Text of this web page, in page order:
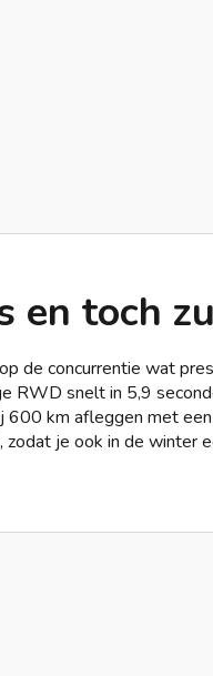
en toch
de concurrentie wat
RWD snelt in 5,9
600 km afleggen met
je ook in de winter